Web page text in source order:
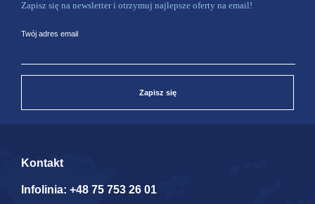
Zapisz się na newsletter i otrzymuj najlepsze oferty na email!
Twój adres email
Zapisz się
Kontakt
Infolinia: +48 75 753 26 01